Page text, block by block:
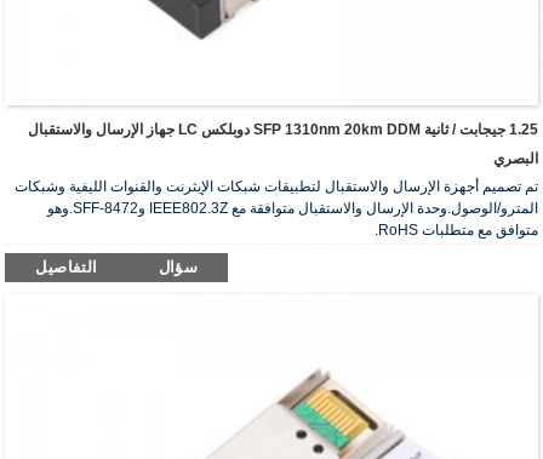
1.25 جيجابت / ثانية SFP 1310nm 20km DDM دوبلكس LC جهاز الإرسال والاستقبال
البصري
تم تصميم أجهزة الإرسال والاستقبال لتطبيقات شبكات الإيثرنت والقنوات الليفية وشبكات
المترو/الوصول.وحدة الإرسال والاستقبال متوافقة مع IEEE802.3Z وSFF-8472.وهو
متوافق مع متطلبات RoHS.
سؤال التفاصيل